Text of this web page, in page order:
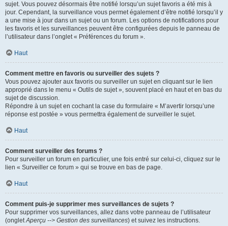
sujet. Vous pouvez désormais être notifié lorsqu’un sujet favoris a été mis à
jour. Cependant, la surveillance vous permet également d’être notifié lorsqu’il y
a une mise à jour dans un sujet ou un forum. Les options de notifications pour
les favoris et les surveillances peuvent être configurées depuis le panneau de
l’utilisateur dans l’onglet « Préférences du forum ».
Haut
Comment mettre en favoris ou surveiller des sujets ?
Vous pouvez ajouter aux favoris ou surveiller un sujet en cliquant sur le lien
approprié dans le menu « Outils de sujet », souvent placé en haut et en bas du
sujet de discussion.
Répondre à un sujet en cochant la case du formulaire « M’avertir lorsqu’une
réponse est postée » vous permettra également de surveiller le sujet.
Haut
Comment surveiller des forums ?
Pour surveiller un forum en particulier, une fois entré sur celui-ci, cliquez sur le
lien « Surveiller ce forum » qui se trouve en bas de page.
Haut
Comment puis-je supprimer mes surveillances de sujets ?
Pour supprimer vos surveillances, allez dans votre panneau de l’utilisateur
(ongletAperçu --> Gestion des surveillances) et suivez les instructions.